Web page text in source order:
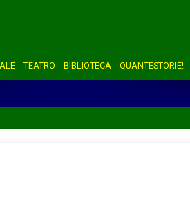
TEATRO BIBLIOTECA QUANTESTORIE!